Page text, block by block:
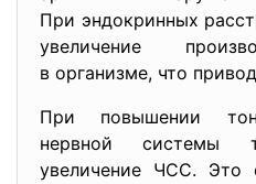
При эндокринных
увеличение
в организме, что
При повышении
нервной системы
увеличение ЧСС. Это